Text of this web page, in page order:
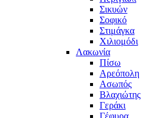
Σικυών
Σοφικό
Στιμάγκα
Χιλιομόδι
Λακωνία
Πίσω
Αρεόπολη
Ασωπός
Βλαχιώτης
Γεράκι
Γέφυρα